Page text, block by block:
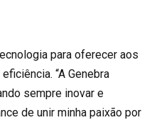
para oferecer aos
“A Genebra
sempre inovar e
de unir minha paixão por